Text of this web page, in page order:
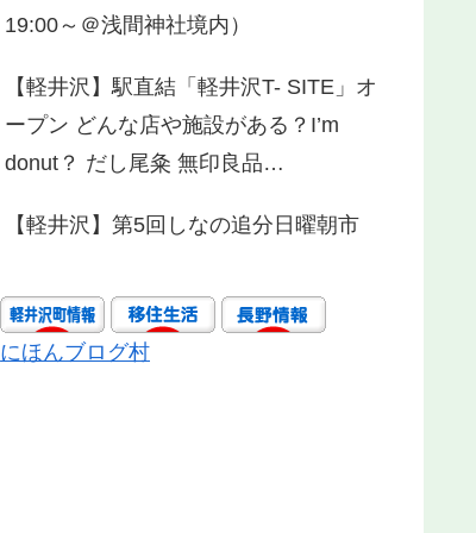
19:00～＠浅間神社境内）
【軽井沢】駅直結「軽井沢T- SITE」オ
ープン どんな店や施設がある？I’m
donut？ だし尾粂 無印良品…
【軽井沢】第5回しなの追分日曜朝市
にほんブログ村